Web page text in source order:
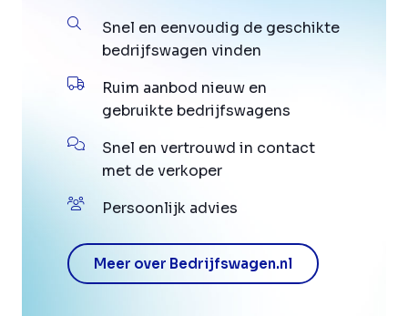
Snel en eenvoudig de geschikte
bedrijfswagen vinden
Ruim aanbod nieuw en
gebruikte bedrijfswagens
Snel en vertrouwd in contact
met de verkoper
Persoonlijk advies
Meer over Bedrijfswagen.nl